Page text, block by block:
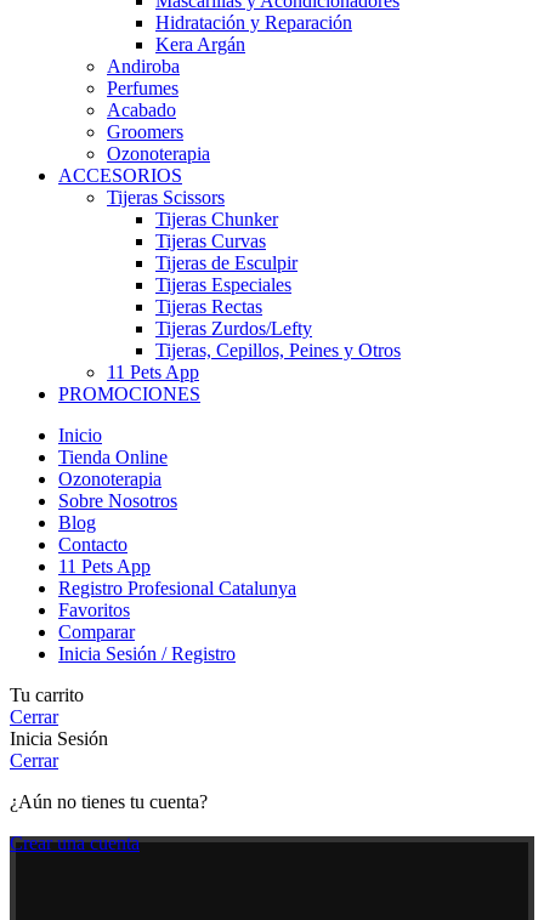
Hidratación y Reparación
Kera Argán
Andiroba
Perfumes
Acabado
Groomers
Ozonoterapia
ACCESORIOS
Tijeras Scissors
Tijeras Chunker
Tijeras Curvas
Tijeras de Esculpir
Tijeras Especiales
Tijeras Rectas
Tijeras Zurdos/Lefty
Tijeras, Cepillos, Peines y Otros
11 Pets App
PROMOCIONES
Inicio
Tienda Online
Ozonoterapia
Sobre Nosotros
Blog
Contacto
11 Pets App
Registro Profesional Catalunya
Favoritos
Comparar
Inicia Sesión / Registro
Tu carrito
Cerrar
Inicia Sesión
Cerrar
¿Aún no tienes tu cuenta?
Crear una cuenta